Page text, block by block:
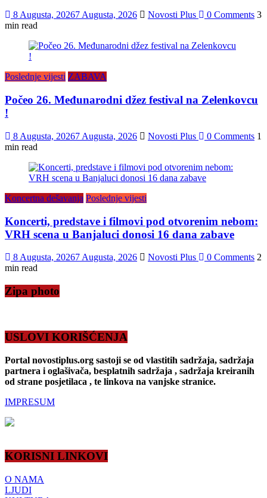
8 Augusta, 20267 Augusta, 2026 Novosti Plus 0 Comments 3
min read
Poslednje vijesti ZABAVA
Počeo 26. Međunarodni džez festival na Zelenkovcu
!
8 Augusta, 20267 Augusta, 2026 Novosti Plus 0 Comments 1
min read
Koncertna dešavanja Poslednje vijesti
Koncerti, predstave i filmovi pod otvorenim nebom:
VRH scena u Banjaluci donosi 16 dana zabave
8 Augusta, 20267 Augusta, 2026 Novosti Plus 0 Comments 2
min read
Zipa photo
USLOVI KORIŠĆENJA
Portal novostiplus.org sastoji se od vlastitih sadržaja, sadržaja
partnera i oglašivača, besplatnih sadržaja , sadržaja kreiranih
od strane posjetilaca , te linkova na vanjske stranice.
IMPRESUM
KORISNI LINKOVI
O NAMA
LJUDI